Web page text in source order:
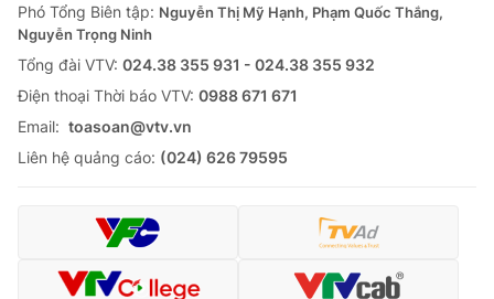
Phó Tổng Biên tập: Nguyễn Thị Mỹ Hạnh, Phạm Quốc Thắng,
Nguyễn Trọng Ninh
Tổng đài VTV: 024.38 355 931 - 024.38 355 932
Ðiện thoại Thời báo VTV: 0988 671 671
Email: toasoan@vtv.vn
Liên hệ quảng cáo: (024) 626 79595